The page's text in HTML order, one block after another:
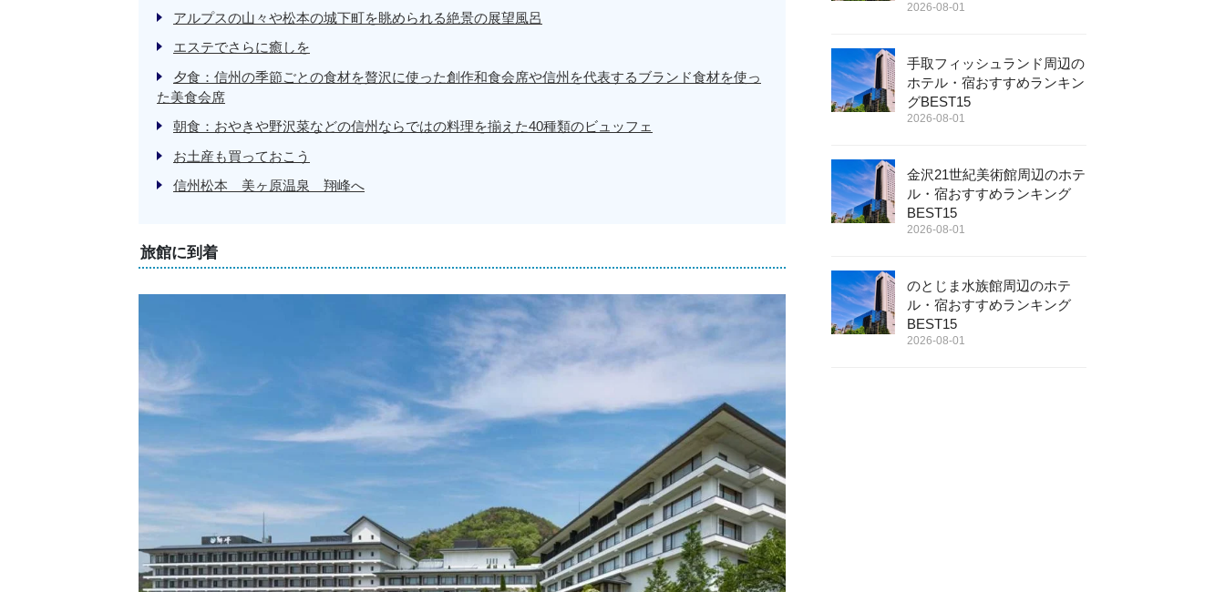
アルプスの山々や松本の城下町を眺められる絶景の展望風呂
エステでさらに癒しを
夕食：信州の季節ごとの食材を贅沢に使った創作和食会席や信州を代表するブランド食材を使っ
た美食会席
朝食：おやきや野沢菜などの信州ならではの料理を揃えた40種類のビュッフェ
お土産も買っておこう
信州松本 美ヶ原温泉 翔峰へ
旅館に到着
2026-08-01
手取フィッシュランド周辺の
ホテル・宿おすすめランキン
グBEST15
2026-08-01
金沢21世紀美術館周辺のホテ
ル・宿おすすめランキング
BEST15
2026-08-01
のとじま水族館周辺のホテ
ル・宿おすすめランキング
BEST15
2026-08-01